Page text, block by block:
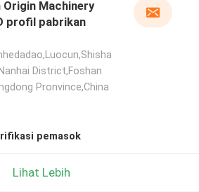
Origin Machinery
profil pabrikan
District,Foshan
Pronvince,China
pemasok
Lihat Lebih